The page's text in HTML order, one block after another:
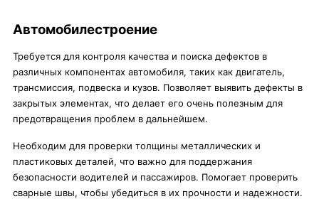
Автомобилестроение
Требуется для контроля качества и поиска дефектов в
различных компонентах автомобиля, таких как двигатель,
трансмиссия, подвеска и кузов. Позволяет выявить дефекты в
закрытых элементах, что делает его очень полезным для
предотвращения проблем в дальнейшем.
Необходим для проверки толщины металлических и
пластиковых деталей, что важно для поддержания
безопасности водителей и пассажиров. Помогает проверить
сварные швы, чтобы убедиться в их прочности и надежности.